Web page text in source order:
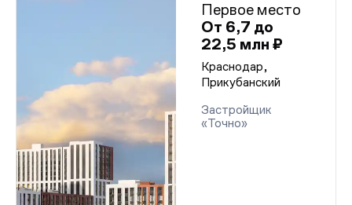
Первое место
От 6,7 до
22,5 млн ₽
Краснодар,
Прикубанский
Застройщик
«Точно»